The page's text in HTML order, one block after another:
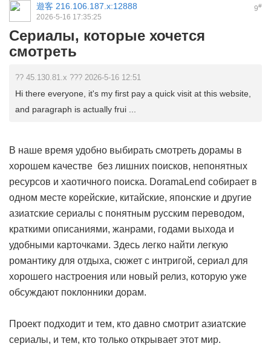
9#
遊客 216.106.187.x:12888
2026-5-16 17:35:25
Сериалы, которые хочется
смотреть
?? 45.130.81.x ??? 2026-5-16 12:51
Hi there everyone, it's my first pay a quick visit at this website,
and paragraph is actually frui ...
В наше время удобно выбирать смотреть дорамы в
хорошем качестве без лишних поисков, непонятных
ресурсов и хаотичного поиска. DoramaLend собирает в
одном месте корейские, китайские, японские и другие
азиатские сериалы с понятным русским переводом,
краткими описаниями, жанрами, годами выхода и
удобными карточками. Здесь легко найти легкую
романтику для отдыха, сюжет с интригой, сериал для
хорошего настроения или новый релиз, которую уже
обсуждают поклонники дорам.
Проект подходит и тем, кто давно смотрит азиатские
сериалы, и тем, кто только открывает этот мир.